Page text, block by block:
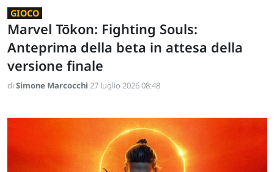
GIOCO
Marvel Tōkon: Fighting Souls:
Anteprima della beta in attesa della
versione finale
di Simone Marcocchi 27 luglio 2026 08:48